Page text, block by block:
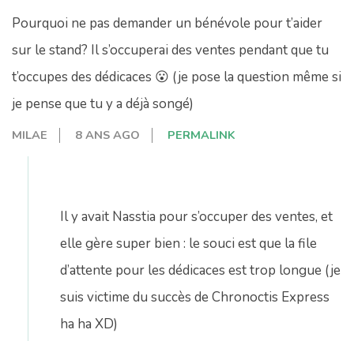
Pourquoi ne pas demander un bénévole pour t’aider
sur le stand? Il s’occuperai des ventes pendant que tu
t’occupes des dédicaces 😮 (je pose la question même si
je pense que tu y a déjà songé)
MILAE 8 ANS AGO PERMALINK
Il y avait Nasstia pour s’occuper des ventes, et
elle gère super bien : le souci est que la file
d’attente pour les dédicaces est trop longue (je
suis victime du succès de Chronoctis Express
ha ha XD)